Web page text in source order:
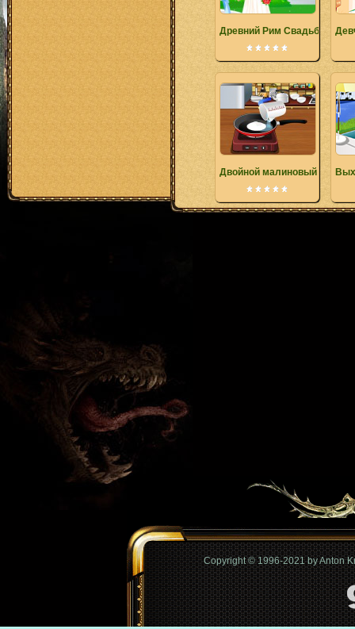
Древний Рим Свадьба
Двойной малиновый щербет
Copyright © 1996-2021 by Anton